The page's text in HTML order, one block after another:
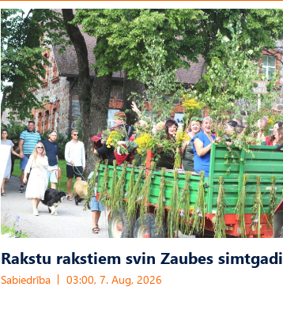
Rakstu rakstiem svin Zaubes simtgadi
Sabiedrība 03:00, 7. Aug, 2026